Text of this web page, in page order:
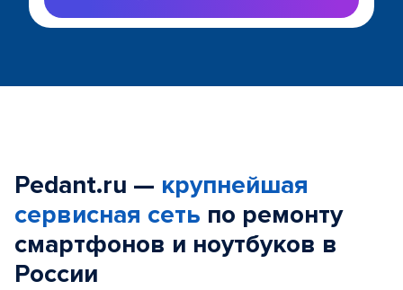
Pedant.ru — крупнейшая
сервисная сеть по ремонту
смартфонов и ноутбуков в
России